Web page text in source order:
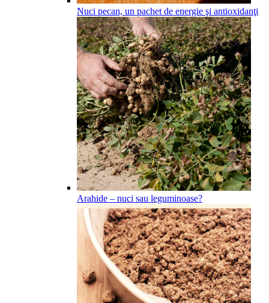
Nuci pecan, un pachet de energie şi antioxidanţi
Arahide – nuci sau leguminoase?